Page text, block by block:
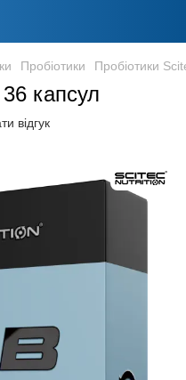
Пробіотики Пробіотики
капсул
відгук